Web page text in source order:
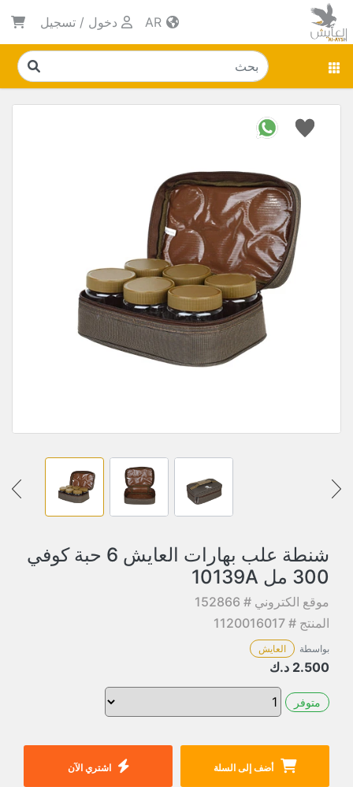
دخول / تسجيل
شنطة علب بهارات العايش 6 حبة كوفي
300 مل 10139A
موقع الكتروني # 152866
المنتج # 1120016017
بواسطة العايش
2.500 د.ك
متوفر
أضف إلى السلة اشتري الآن